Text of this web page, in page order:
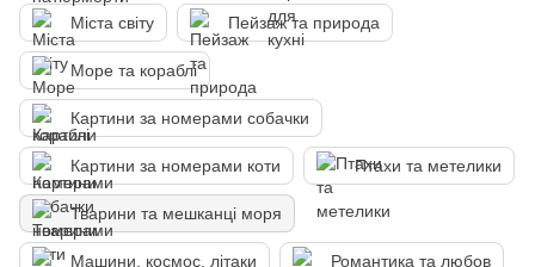
Міста світу Пейзаж та природа
Море та кораблі
Картини за номерами собачки
Картини за номерами коти Птахи та метелики
Тварини та мешканці моря
Машини, космос, літаки Романтика та любов